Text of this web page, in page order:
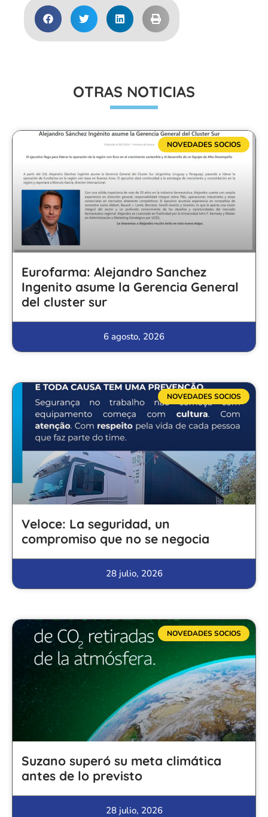
OTRAS NOTICIAS
NOVEDADES SOCIOS
Eurofarma: Alejandro Sanchez
Ingenito asume la Gerencia General
del cluster sur
6 agosto, 2026
NOVEDADES SOCIOS
Veloce: La seguridad, un
compromiso que no se negocia
28 julio, 2026
NOVEDADES SOCIOS
Suzano superó su meta climática
antes de lo previsto
28 julio, 2026